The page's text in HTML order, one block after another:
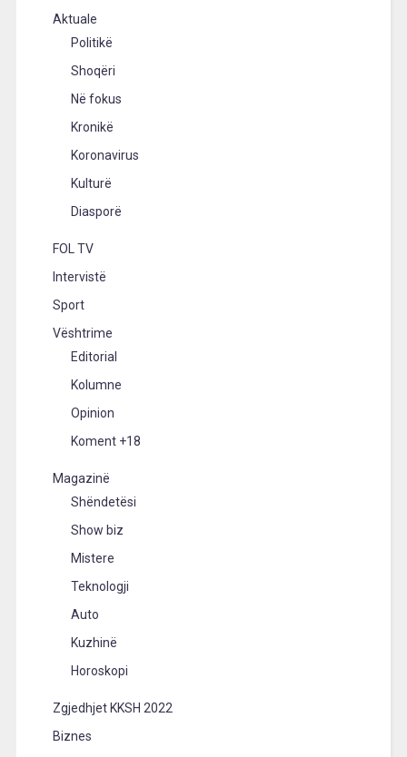
Aktuale
Politikë
Shoqëri
Në fokus
Kronikë
Koronavirus
Kulturë
Diasporë
FOL TV
Intervistë
Sport
Vështrime
Editorial
Kolumne
Opinion
Koment +18
Magazinë
Shëndetësi
Show biz
Mistere
Teknologji
Auto
Kuzhinë
Horoskopi
Zgjedhjet KKSH 2022
Biznes